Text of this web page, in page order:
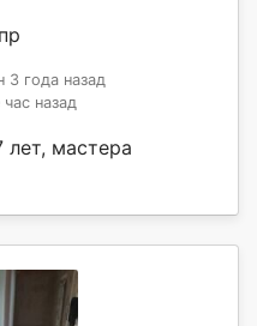
3 года назад
назад
лет, мастера